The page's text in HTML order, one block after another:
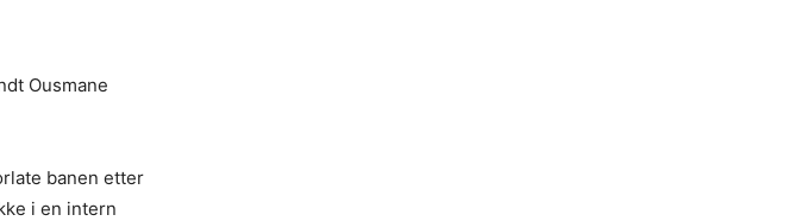
Ousmane
banen etter
i en intern